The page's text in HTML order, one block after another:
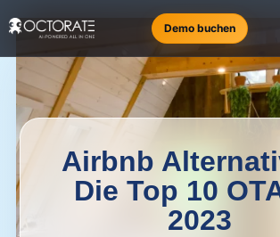
Demo buchen
Airbnb
Die Top 10
2023